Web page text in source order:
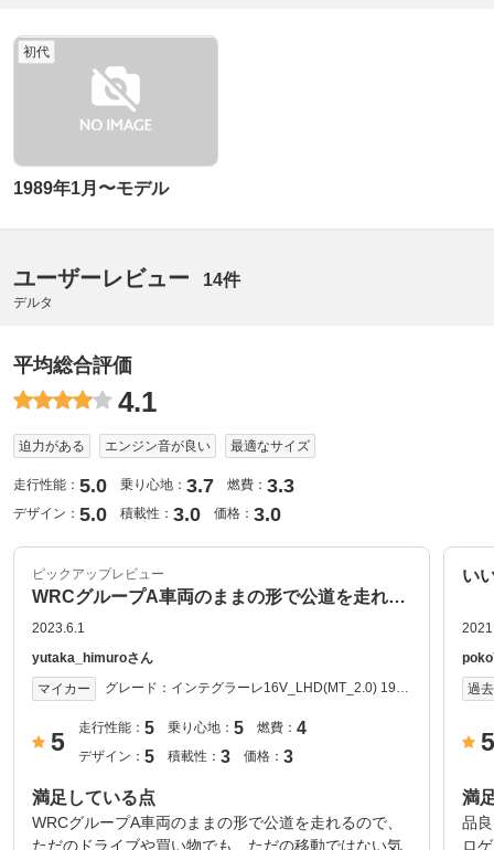
初代
1989年1月〜モデル
ユーザーレビュー 14件
デルタ
平均総合評価
4.1
迫力がある エンジン音が良い 最適なサイズ
走行性能： 5.0 乗り心地： 3.7 燃費： 3.3
デザイン： 5.0 積載性： 3.0 価格： 3.0
ピックアップレビュー
WRCグループA車両のままの形で公道を走れる👍
2023.6.1
yutaka_himuroさん
マイカー
グレード： インテグラーレ16V_LHD(MT_2.0) 1989
5
走行性能： 5 乗り心地： 5 燃費： 4
デザイン： 5 積載性： 3 価格： 3
満足している点
WRCグループA車両のままの形で公道を走れるので、
ただのドライブや買い物でも、ただの移動ではない気
い
過
満
品良
ロ